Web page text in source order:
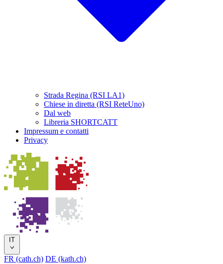
Strada Regina (RSI LA1)
Chiese in diretta (RSI ReteUno)
Dal web
Libreria SHORTCATT
Impressum e contatti
Privacy
IT
FR (cath.ch) DE (kath.ch)